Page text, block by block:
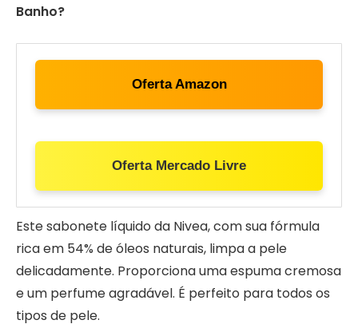
Banho?
Oferta Amazon
Oferta Mercado Livre
Este sabonete líquido da Nivea, com sua fórmula
rica em 54% de óleos naturais, limpa a pele
delicadamente. Proporciona uma espuma cremosa
e um perfume agradável. É perfeito para todos os
tipos de pele.